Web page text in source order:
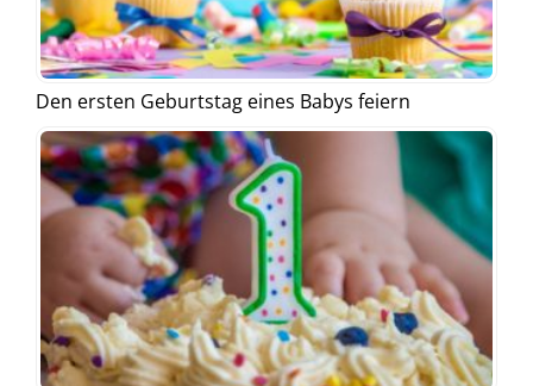
Den ersten Geburtstag eines Babys feiern